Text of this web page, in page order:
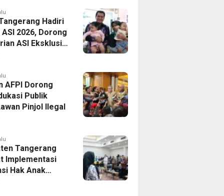
Hadiri
ASI 2026, Dorong
ASI Eksklusif
AFPI Dorong
Publik
Pinjol Ilegal
Tangerang
Implementasi
Hak Anak